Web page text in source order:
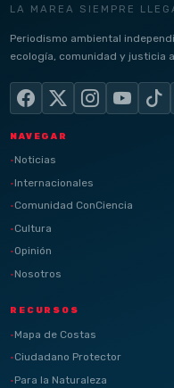
LA MAREA SIEMPRE
Periodismo ambiental
ecología, comunidad y justicia
NAVEGAR
Noticias
Internacionales
Comunidad ConCiencia
Cultura
Opinión
Nosotros
RECURSOS
Mapa de Costas
Ciudadano Protector
Para la Naturaleza